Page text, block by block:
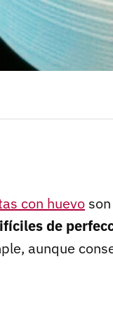
con huevo
de
aunque